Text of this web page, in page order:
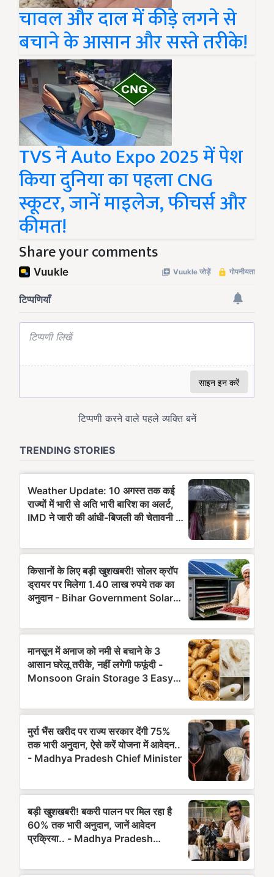
चावल और दाल में कीड़े लगने से
बचाने के आसान और सस्ते तरीके!
TVS ने Auto Expo 2025 में पेश
किया दुनिया का पहला CNG
स्कूटर, जानें माइलेज, फीचर्स और
कीमत!
Share your comments